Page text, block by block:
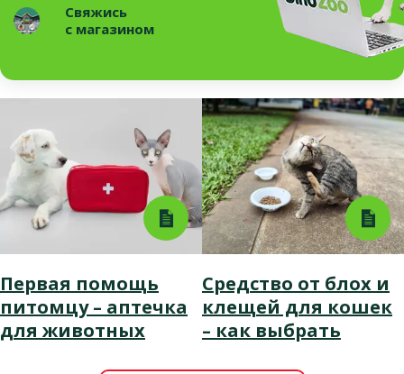
Свяжись
с магазином
Первая помощь
питомцу – аптечка
для животных
Средство от блох и
клещей для кошек
– как выбрать